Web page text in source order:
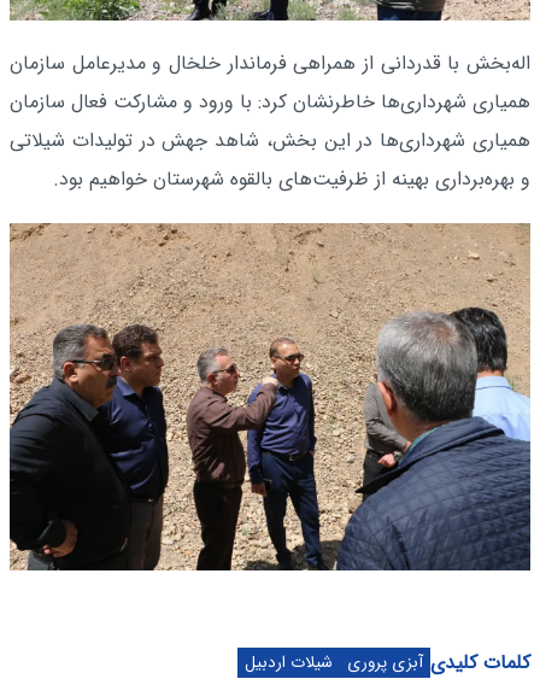
اله‌بخش با قدردانی از همراهی فرماندار خلخال و مدیرعامل سازمان
همیاری شهرداری‌ها خاطرنشان کرد: با ورود و مشارکت فعال سازمان
همیاری شهرداری‌ها در این بخش، شاهد جهش در تولیدات شیلاتی
و بهره‌برداری بهینه از ظرفیت‌های بالقوه شهرستان خواهیم بود.
کلمات کلیدی آبزی پروری شیلات اردبیل